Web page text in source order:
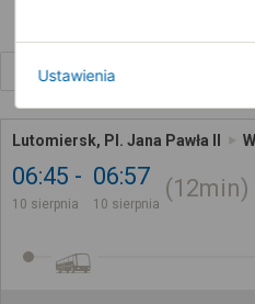
Lutomiersk, Pl. Jana Pawła II
06:45
10 sierpnia
06:57
10 sierpnia
12min
Ustawienia